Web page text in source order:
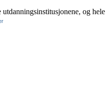
og